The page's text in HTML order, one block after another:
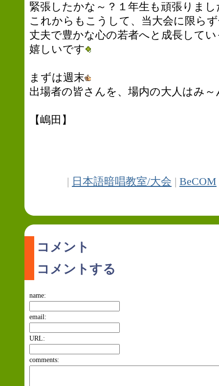
緊張したかな～？１年生も頑張りま
これからもこうして、当大会に限ら
丈夫で豊かな心の若者へと成長して
嬉しいです
まずは週末
出場者の皆さんを、場内の大人はみ
【嶋田】
| 日本語暗唱教室/大会 | BeCOM
コメント
コメントする
name:
email:
URL:
comments: